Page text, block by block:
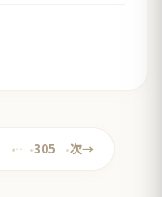
…
ペ
305 次→